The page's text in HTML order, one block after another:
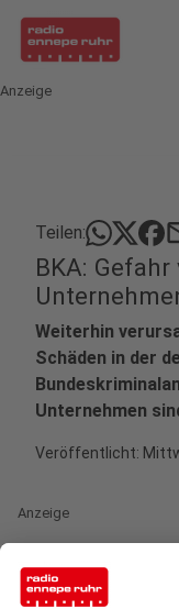
Anzeige
Teilen:
BKA:
Weiterhin
Schäden in der
Unternehmen
Veröffentlicht:
Anzeige
(dpa) - Die Gefahr